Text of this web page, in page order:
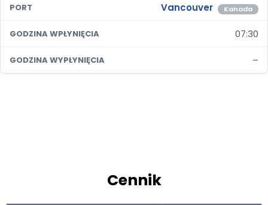
PORT Vancouver Kanada
GODZINA WPŁYNIĘCIA 07:30
GODZINA WYPŁYNIĘCIA –
Cennik